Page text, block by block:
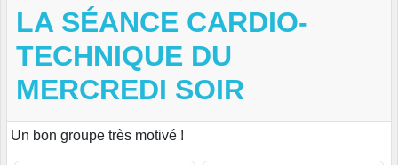
LA SÉANCE CARDIO-
TECHNIQUE DU
MERCREDI SOIR
Un bon groupe très motivé !